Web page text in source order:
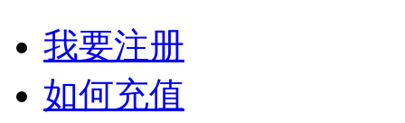
我要注册
如何充值